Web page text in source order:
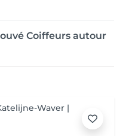
Coiffeurs autour